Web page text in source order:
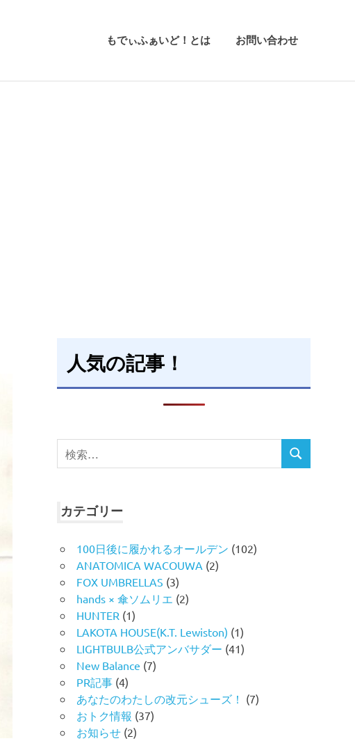
もでぃふぁいど！とは お問い合わせ
人気の記事！
検
索
検
カテゴリー
100日後に履かれるオールデン (102)
ANATOMICA WACOUWA (2)
FOX UMBRELLAS (3)
hands × 傘ソムリエ (2)
HUNTER (1)
LAKOTA HOUSE(K.T. Lewiston) (1)
LIGHTBULB公式アンバサダー (41)
New Balance (7)
PR記事 (4)
あなたのわたしの改元シューズ！ (7)
おトク情報 (37)
お知らせ (2)